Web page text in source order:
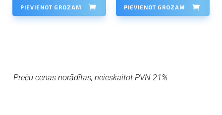
PIEVIENOT GROZAM PIEVIENOT GROZAM
Preču cenas norādītas, neieskaitot PVN 21%